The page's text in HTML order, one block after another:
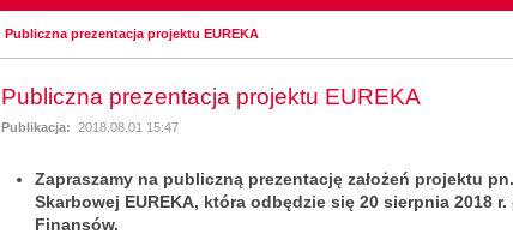
Publiczna prezentacja projektu EUREKA
Publiczna prezentacja projektu EUREKA
Publikacja: 2018.08.01 15:47
Zapraszamy na publiczną prezentację założeń projektu
Skarbowej EUREKA, która odbędzie się 20 sierpnia 2018
Finansów.